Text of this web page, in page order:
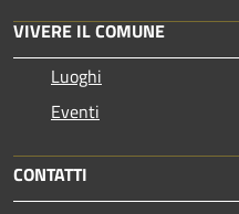
VIVERE IL COMUNE
Luoghi
Eventi
CONTATTI